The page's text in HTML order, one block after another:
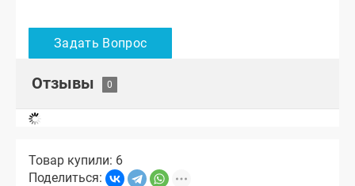
Отзывы
Товар купили: 6
Поделиться: